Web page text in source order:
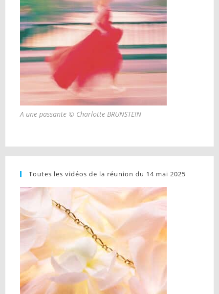
A une passante © Charlotte BRUNSTEIN
Toutes les vidéos de la réunion du 14 mai 2025